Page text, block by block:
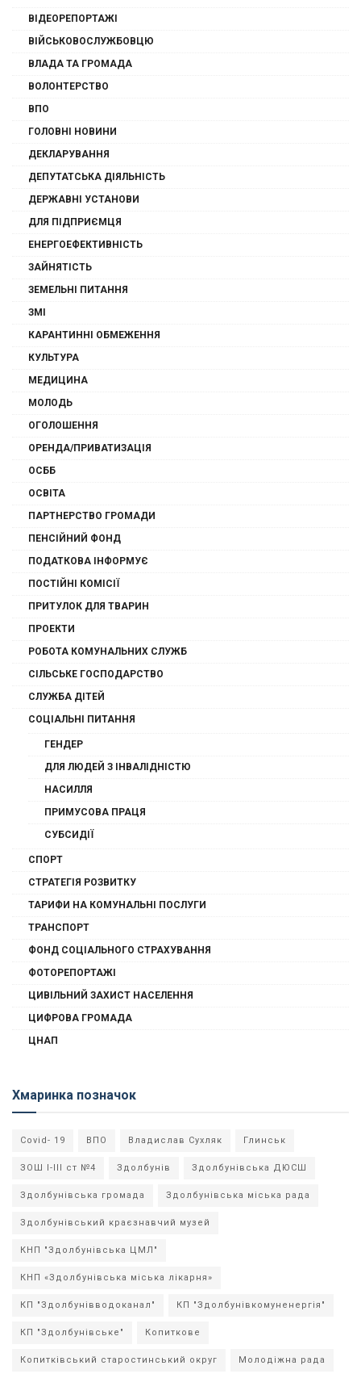
ВІДЕОРЕПОРТАЖІ
ВІЙСЬКОВОСЛУЖБОВЦЮ
ВЛАДА ТА ГРОМАДА
ВОЛОНТЕРСТВО
ВПО
ГОЛОВНІ НОВИНИ
ДЕКЛАРУВАННЯ
ДЕПУТАТСЬКА ДІЯЛЬНІСТЬ
ДЕРЖАВНІ УСТАНОВИ
ДЛЯ ПІДПРИЄМЦЯ
ЕНЕРГОЕФЕКТИВНІСТЬ
ЗАЙНЯТІСТЬ
ЗЕМЕЛЬНІ ПИТАННЯ
ЗМІ
КАРАНТИННІ ОБМЕЖЕННЯ
КУЛЬТУРА
МЕДИЦИНА
МОЛОДЬ
ОГОЛОШЕННЯ
ОРЕНДА/ПРИВАТИЗАЦІЯ
ОСББ
ОСВІТА
ПАРТНЕРСТВО ГРОМАДИ
ПЕНСІЙНИЙ ФОНД
ПОДАТКОВА ІНФОРМУЄ
ПОСТІЙНІ КОМІСІЇ
ПРИТУЛОК ДЛЯ ТВАРИН
ПРОЕКТИ
РОБОТА КОМУНАЛЬНИХ СЛУЖБ
СІЛЬСЬКЕ ГОСПОДАРСТВО
СЛУЖБА ДІТЕЙ
СОЦІАЛЬНІ ПИТАННЯ
ГЕНДЕР
ДЛЯ ЛЮДЕЙ З ІНВАЛІДНІСТЮ
НАСИЛЛЯ
ПРИМУСОВА ПРАЦЯ
СУБСИДІЇ
СПОРТ
СТРАТЕГІЯ РОЗВИТКУ
ТАРИФИ НА КОМУНАЛЬНІ ПОСЛУГИ
ТРАНСПОРТ
ФОНД СОЦІАЛЬНОГО СТРАХУВАННЯ
ФОТОРЕПОРТАЖІ
ЦИВІЛЬНИЙ ЗАХИСТ НАСЕЛЕННЯ
ЦИФРОВА ГРОМАДА
ЦНАП
Хмаринка позначок
Covid- 19 ВПО Владислав Сухляк Глинськ
ЗОШ І-ІІІ ст №4 Здолбунів Здолбунівська ДЮСШ
Здолбунівська громада Здолбунівська міська рада
Здолбунівський краєзнавчий музей
КНП "Здолбунівська ЦМЛ"
КНП «Здолбунівська міська лікарня»
КП "Здолбунівводоканал" КП "Здолбунівкомуненергія"
КП "Здолбунівське" Копиткове
Копитківський старостинський округ Молодіжна рада